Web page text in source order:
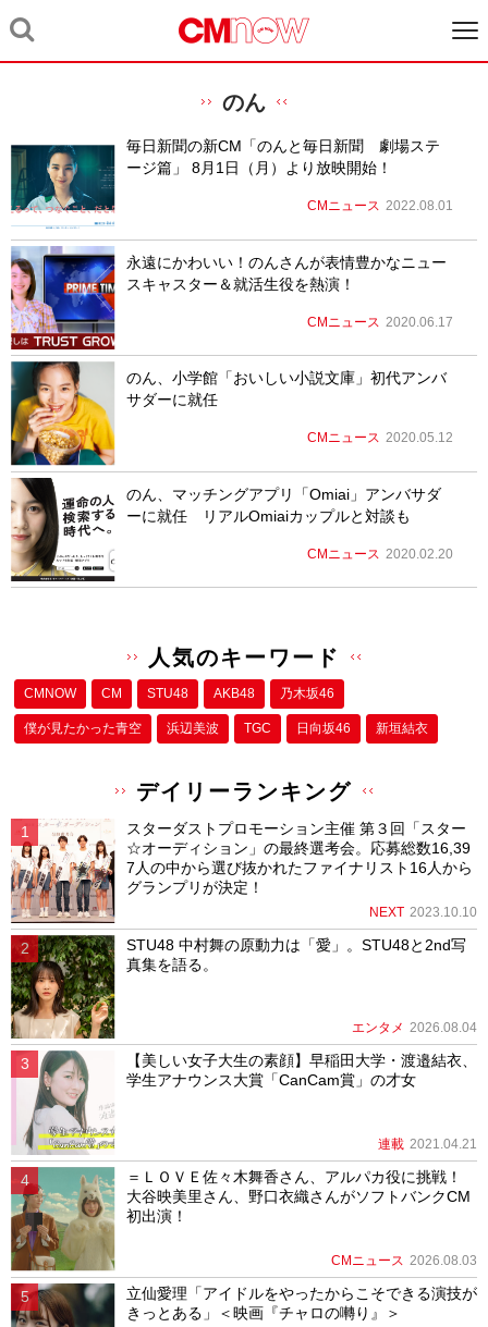
のん
毎日新聞の新CM「のんと毎日新聞 劇場ステ
ージ篇」 8月1日（月）より放映開始！
CMニュース 2022.08.01
永遠にかわいい！のんさんが表情豊かなニュー
スキャスター＆就活生役を熱演！
CMニュース 2020.06.17
のん、小学館「おいしい小説文庫」初代アンバ
サダーに就任
CMニュース 2020.05.12
のん、マッチングアプリ「Omiai」アンバサダ
ーに就任 リアルOmiaiカップルと対談も
CMニュース 2020.02.20
人気のキーワード
CMNOW CM STU48 AKB48 乃木坂46
僕が⾒たかった⻘空 浜辺美波 TGC 日向坂46 新垣結衣
デイリーランキング
スターダストプロモーション主催 第３回「スター
☆オーディション」の最終選考会。応募総数16,39
7人の中から選び抜かれたファイナリスト16人から
グランプリが決定！
NEXT 2023.10.10
STU48 中村舞の原動力は「愛」。STU48と2nd写
真集を語る。
エンタメ 2026.08.04
【美しい女子大生の素顔】早稲田大学・渡邉結衣、
学生アナウンス大賞「CanCam賞」の才女
連載 2021.04.21
＝ＬＯＶＥ佐々木舞香さん、アルパカ役に挑戦！
大谷映美里さん、野口衣織さんがソフトバンクCM
初出演！
CMニュース 2026.08.03
立仙愛理「アイドルをやったからこそできる演技が
きっとある」＜映画『チャロの囀り』＞